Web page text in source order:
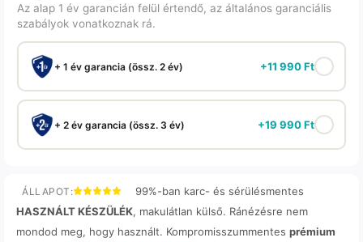
Az alap 1 év garancián felül értendő, az általános garanciális
szabályok vonatkoznak rá.
+ 1 év garancia (össz. 2 év) +11 990Ft
+ 2 év garancia (össz. 3 év) +19 990Ft
ÁLLAPOT:
99%-ban karc- és sérülésmentes
HASZNÁLT KÉSZÜLÉK, makulátlan külső. Ránézésre nem
mondod meg, hogy használt. Kompromisszummentes prémium